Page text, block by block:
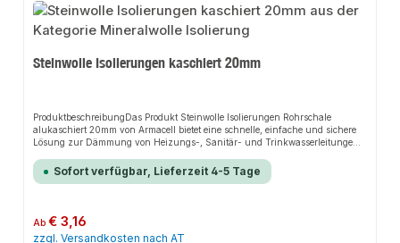
Steinwolle Isolierungen kaschiert 20mm
ProduktbeschreibungDas Produkt Steinwolle Isolierungen Rohrschale
alukaschiert 20mm von Armacell bietet eine schnelle, einfache und sichere
Lösung zur Dämmung von Heizungs-, Sanitär- und Trinkwasserleitungen.
sich flexibel an verschiedene Installationsbereiche an. Das robuste Design
und die einfache Montage machen dieses Produkt zu einer zuverlässigen
und spart ArbeitszeitStabile Aluminium-Kaschierung, die sich unauffällig
verkleben, reparieren und formen lässtKein Schwund, keine Alterung oder
Sofort verfügbar, Lieferzeit 4-5 Tage
Regulärer Preis:
Ab€ 3,16
zzgl. Versandkosten nach AT